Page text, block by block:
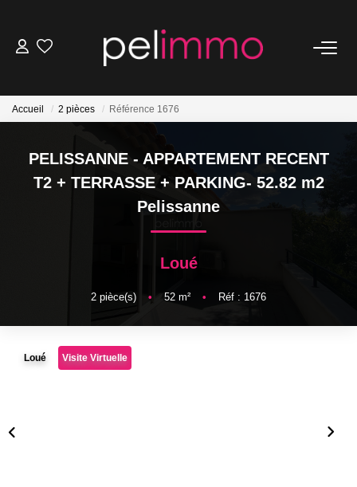
ESTIMATION
Accueil 2 pièces Référence 1676
PELISSANNE - APPARTEMENT RECENT
T2 + TERRASSE + PARKING- 52.82 m2
Pelissanne
Loué
2 pièce(s) • 52 m² • Réf : 1676
Loué Visite Virtuelle